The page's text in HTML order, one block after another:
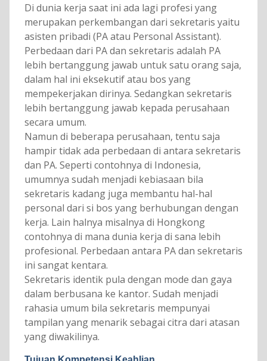
Di dunia kerja saat ini ada lagi profesi yang
merupakan perkembangan dari sekretaris yaitu
asisten pribadi (PA atau Personal Assistant).
Perbedaan dari PA dan sekretaris adalah PA
lebih bertanggung jawab untuk satu orang saja,
dalam hal ini eksekutif atau bos yang
mempekerjakan dirinya. Sedangkan sekretaris
lebih bertanggung jawab kepada perusahaan
secara umum.
Namun di beberapa perusahaan, tentu saja
hampir tidak ada perbedaan di antara sekretaris
dan PA. Seperti contohnya di Indonesia,
umumnya sudah menjadi kebiasaan bila
sekretaris kadang juga membantu hal-hal
personal dari si bos yang berhubungan dengan
kerja. Lain halnya misalnya di Hongkong
contohnya di mana dunia kerja di sana lebih
profesional. Perbedaan antara PA dan sekretaris
ini sangat kentara.
Sekretaris identik pula dengan mode dan gaya
dalam berbusana ke kantor. Sudah menjadi
rahasia umum bila sekretaris mempunyai
tampilan yang menarik sebagai citra dari atasan
yang diwakilinya.